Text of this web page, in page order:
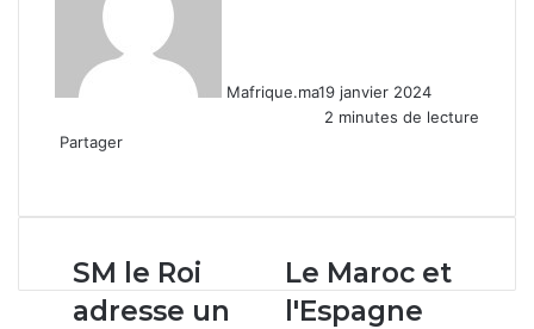
Mafrique.ma19 janvier 2024
2 minutes de lecture
Partager
email
SM
le
Roi
SM le Roi
adresse un
Le
Maroc
et
Le Maroc et
l'Espagne